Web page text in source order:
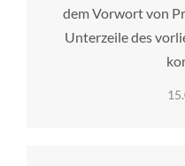
dem Vorwort von
Unterzeile des